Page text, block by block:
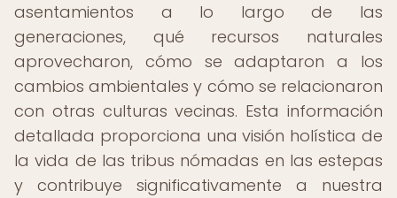
asentamientos a lo largo de las
generaciones, qué recursos naturales
aprovecharon, cómo se adaptaron a los
cambios ambientales y cómo se relacionaron
con otras culturas vecinas. Esta información
detallada proporciona una visión holística de
la vida de las tribus nómadas en las estepas
y contribuye significativamente a nuestra